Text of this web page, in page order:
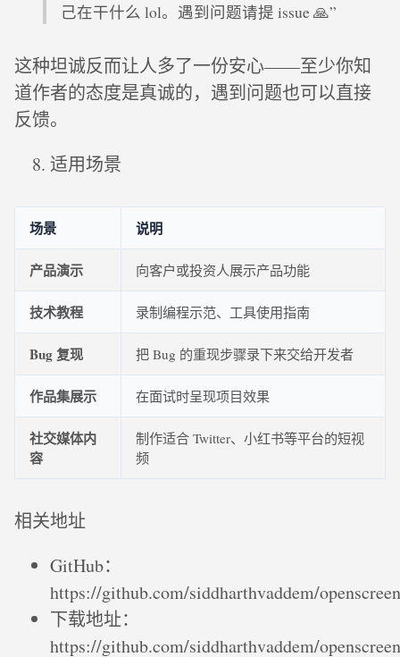
己在干什么 lol。遇到问题请提 issue 🙏”
这种坦诚反而让人多了一份安心——至少你知
道作者的态度是真诚的，遇到问题也可以直接
反馈。
适用场景
场景 说明
产品演示 向客户或投资人展示产品功能
技术教程 录制编程示范、工具使用指南
Bug 复现 把 Bug 的重现步骤录下来交给开发者
作品集展示 在面试时呈现项目效果
社交媒体内
容
制作适合 Twitter、小红书等平台的短视
频
相关地址
GitHub：
https://github.com/siddharthvaddem/openscreen
下载地址：
https://github.com/siddharthvaddem/